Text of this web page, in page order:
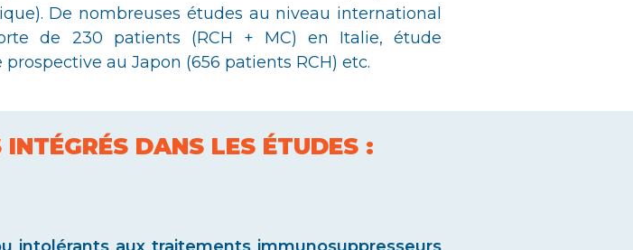
De nombreuses études au niveau international
de 230 patients (RCH + MC) en Italie, étude
au Japon (656 patients RCH) etc.
DANS LES ÉTUDES :